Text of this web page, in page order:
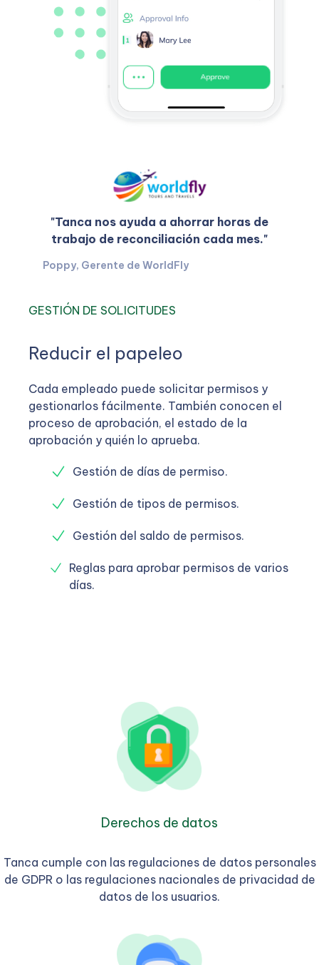
"Tanca nos ayuda a ahorrar horas de
trabajo de reconciliación cada mes."
Poppy, Gerente de WorldFly
GESTIÓN DE SOLICITUDES
Reducir el papeleo
Cada empleado puede solicitar permisos y
gestionarlos fácilmente. También conocen el
proceso de aprobación, el estado de la
aprobación y quién lo aprueba.
Gestión de días de permiso.
Gestión de tipos de permisos.
Gestión del saldo de permisos.
Reglas para aprobar permisos de varios
días.
Derechos de datos
Tanca cumple con las regulaciones de datos personales
de GDPR o las regulaciones nacionales de privacidad de
datos de los usuarios.